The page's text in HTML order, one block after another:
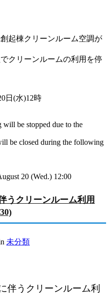
起棟クリーンルーム空調が
クリーンルームの利用を停
日(水)12時
be stopped due to the
be closed during the following
20 (Wed.) 12:00
うクリーンルーム利用
未分類
伴うクリーンルーム利